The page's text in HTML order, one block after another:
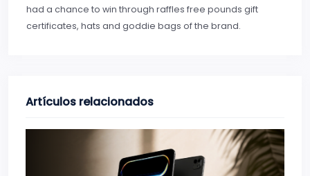
had a chance to win through raffles free pounds gift
certificates, hats and goddie bags of the brand.
Artículos relacionados